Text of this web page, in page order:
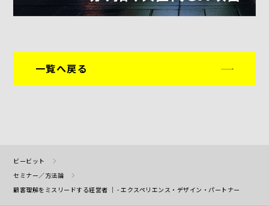
一覧へ戻る
ビービット
セミナー／方法論
顧客理解をミスリードする経営者 ｜ - エクスペリエンス・デザイン・パートナー